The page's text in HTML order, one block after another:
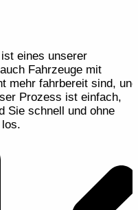
eines unserer
Fahrzeuge mit
mehr fahrbereit sind, und
Prozess ist einfach,
Sie schnell und ohne
los.